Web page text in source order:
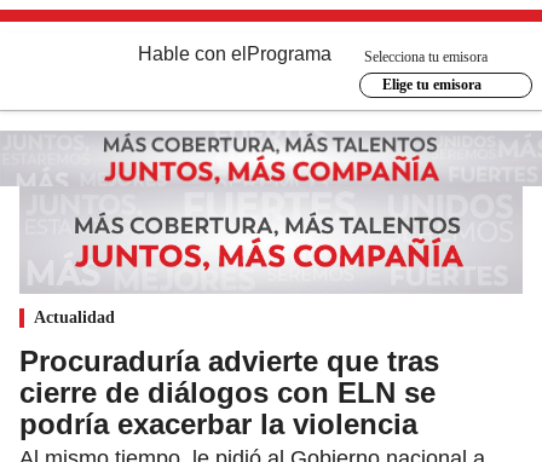
Hable con el Programa
Selecciona tu emisora
Elige tu emisora
Actualidad
Procuraduría advierte que tras
cierre de diálogos con ELN se
podría exacerbar la violencia